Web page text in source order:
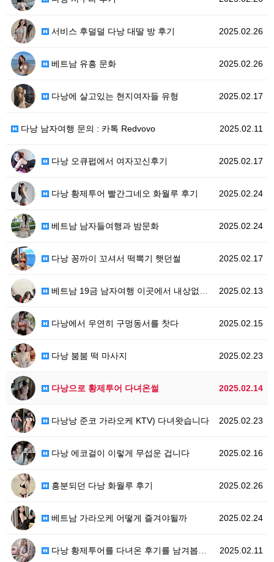
2025.02.26
서비스 후덜덜 다낭 대딸 방 후기
2025.02.26
베트남 유흥 문화
2025.02.17
다낭에 살고있는 현지여자들 유형
2025.02.11
다낭 남자여행 문의 : 카톡 Redvovo
2025.02.17
다낭 오큐펍에서 여자꼬신후기
2025.02.24
다낭 황제투어 빨간그네오 화월루 후기
2025.02.24
베트남 남자들여행과 밤문화
2025.02.17
다낭 꽁까이 꼬셔서 떡뽁기 햇던썰
2025.02.13
베트남 19금 남자여행 이곳에서 내상없이 이용해보세요
2025.02.15
다낭에서 우연히 구멍동서를 찻다
2025.02.23
다낭 붐붐 떡 마사지
2025.02.14
다낭으로 황제투어 다녀온썰
2025.02.23
다낭낭 준코 가라오케 KTV) 다녀왓습니다
2025.02.16
다낭 에코걸이 이렇게 무섭운 겁니다
2025.02.26
흥분되던 다낭 화월루 후기
2025.02.24
베트남 가라오케 어떻게 즐겨야될까
2025.02.11
다낭 황제투어를 다녀온 후기를 남겨봅니다